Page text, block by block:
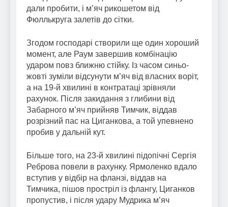
дали пробити, і м’яч рикошетом від
Фюллькруга залетів до сітки.
Згодом господарі створили ще один хороший
момент, але Раум завершив комбінацію
ударом повз ближню стійку. Із часом синьо-
жовті зуміли відсунути м’яч від власних воріт,
а на 19-й хвилині в контратаці зрівняли
рахунок. Після закидання з глибини від
Забарного м’яч прийняв Тимчик, віддав
розрізний пас на Циганкова, а той упевнено
пробив у дальній кут.
Більше того, на 23-й хвилині підопічні Сергія
Реброва повели в рахунку. Ярмоленко вдало
вступив у відбір на фланзі, віддав на
Тимчика, пішов простріл із флангу, Циганков
пропустив, і після удару Мудрика м’яч